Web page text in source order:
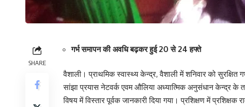
SHARE
गर्भ समापन की अवधि बढ़कर हुई 20 से 24 हफ्ते
वैशाली। प्राथमिक स्वास्थ्य केन्द्र, वैशाली में शनिवार को सुरक्षित
सांझा प्रयास नेटवर्क एवम औलिया अध्यात्मिक अनुसंधान केन्द्र के
विषय में विस्तार पूर्वक जानकारी दिया गया। प्रशिक्षण में प्रशिक्षक